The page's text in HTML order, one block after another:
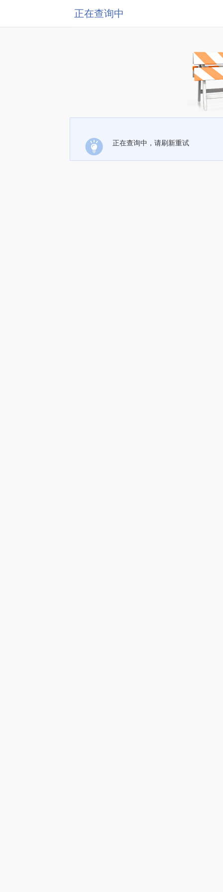
正在查询中
正在查询中，请刷新重试